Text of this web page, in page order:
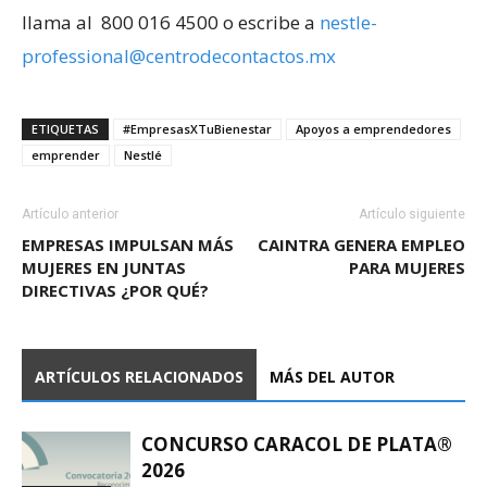
llama al 800 016 4500 o escribe a nestle-
professional@centrodecontactos.mx
ETIQUETAS #EmpresasXTuBienestar
Apoyos a emprendedores
emprender
Nestlé
Artículo anterior
EMPRESAS IMPULSAN MÁS
MUJERES EN JUNTAS
DIRECTIVAS ¿POR QUÉ?
Artículo siguiente
CAINTRA GENERA EMPLEO
PARA MUJERES
ARTÍCULOS RELACIONADOS MÁS DEL AUTOR
CONCURSO CARACOL DE PLATA®
2026